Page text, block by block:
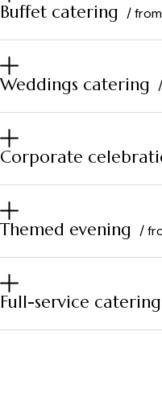
Buffet catering /
Weddings catering
Corporate
Themed evening /
Full-service catering